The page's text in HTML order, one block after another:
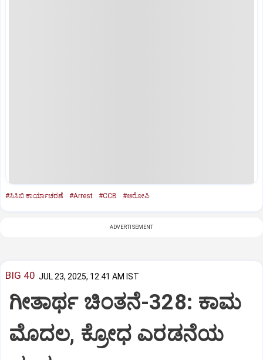
#ಸಿಸಿಬಿ ಕಾರ್ಯಾಚರಣೆ #Arrest #CCB #ಆರೋಪಿ
ADVERTISEMENT
BIG 40 JUL 23, 2025, 12:41 AM IST
ಗೀತಾರ್ಥ ಚಿಂತನೆ-328: ಕಾಮ
ಮೊದಲ, ಕ್ರೋಧ ಎರಡನೆಯ